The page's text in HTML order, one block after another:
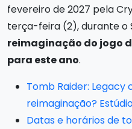
fevereiro de 2027 pela
terça-feira (2), durante o
reimaginação do jogo
para este ano.
Tomb Raider:
reimaginação?
Datas e horários de